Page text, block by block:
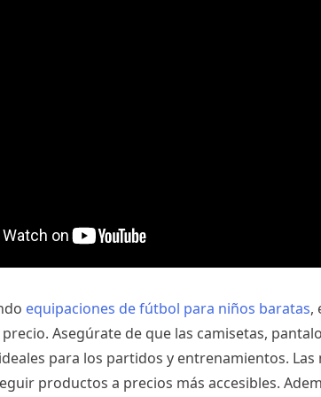
equipaciones de fútbol para niños baratas,
Asegúrate de que las camisetas,
para los partidos y entrenamientos.
productos a precios más accesibles.